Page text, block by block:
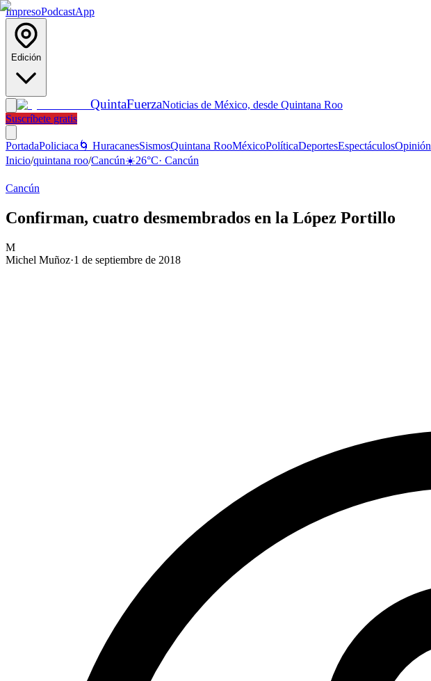
ImpresoPodcastApp
Edición
QuintaFuerzaNoticias de México, desde Quintana Roo
Suscríbete gratis
PortadaPoliciaca 🌀 HuracanesSismosQuintana RooMéxicoPolíticaDeportesEspectáculosOpinión
Inicio/quintana roo/Cancún☀️26°C· Cancún
Cancún
Confirman, cuatro desmembrados en la López Portillo
M
Michel Muñoz·1 de septiembre de 2018